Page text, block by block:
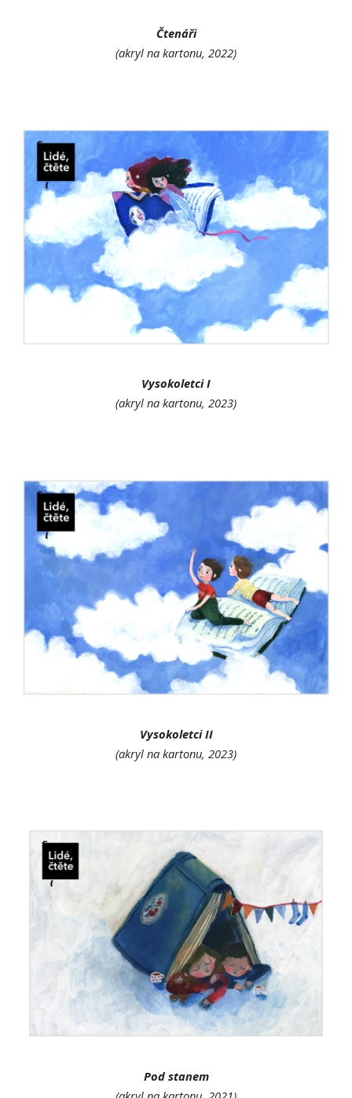
Čtenáři
(akryl na kartonu, 2022)
Vysokoletci I
(akryl na kartonu, 2023)
Vysokoletci II
(akryl na kartonu, 2023)
Pod stanem